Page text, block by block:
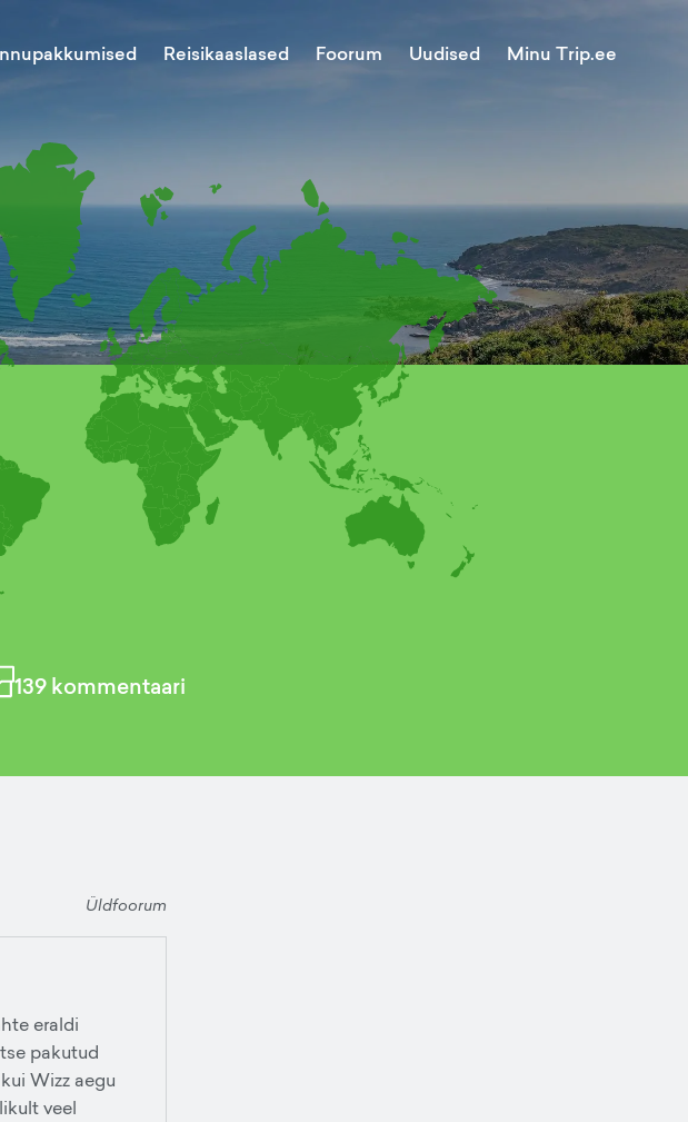
Reisikaaslased Foorum Uudised Minu Trip.ee
139kommentaari
Üldfoorum
eraldi
pakutud
Wizz aegu
veel